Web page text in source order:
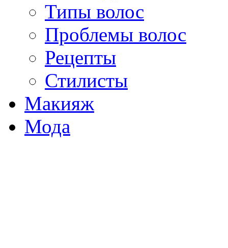
Типы волос
Проблемы волос
Рецепты
Стилисты
Макияж
Мода